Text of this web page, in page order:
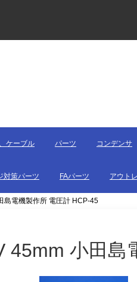
ケーブル パーツ コンデンサ
対策パーツ FAパーツ アウト
島電機製作所 電圧計 HCP-45
45mm 小田島